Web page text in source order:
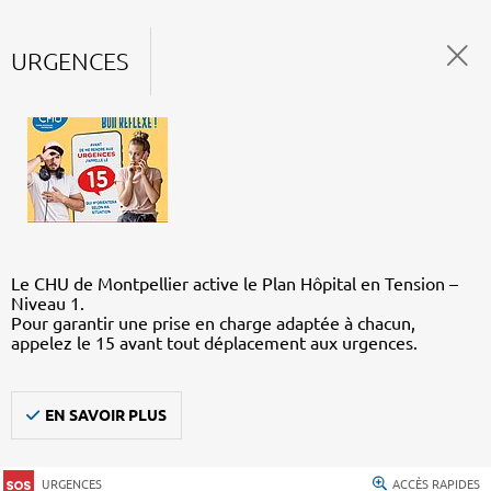
URGENCES
Le CHU de Montpellier active le Plan Hôpital en Tension –
Niveau 1.
Pour garantir une prise en charge adaptée à chacun,
appelez le 15 avant tout déplacement aux urgences.
EN SAVOIR PLUS
URGENCES ACCÈS RAPIDES